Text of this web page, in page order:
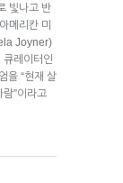
빛나고 반
메리칸 미
Joyner)
큐레이터인
을 “현재 살
”이라고